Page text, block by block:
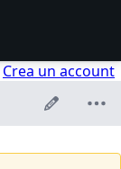
Crea un account